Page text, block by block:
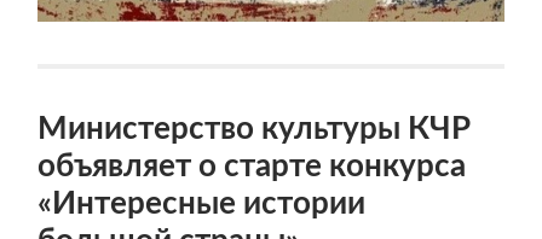
Министерство культуры КЧР
объявляет о старте конкурса
«Интересные истории